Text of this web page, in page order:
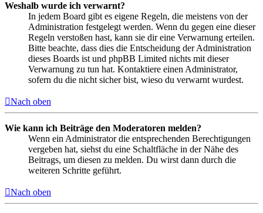
Weshalb wurde ich verwarnt?
In jedem Board gibt es eigene Regeln, die meistens von der
Administration festgelegt werden. Wenn du gegen eine dieser
Regeln verstoßen hast, kann sie dir eine Verwarnung erteilen.
Bitte beachte, dass dies die Entscheidung der Administration
dieses Boards ist und phpBB Limited nichts mit dieser
Verwarnung zu tun hat. Kontaktiere einen Administrator,
sofern du die nicht sicher bist, wieso du verwarnt wurdest.
Nach oben
Wie kann ich Beiträge den Moderatoren melden?
Wenn ein Administrator die entsprechenden Berechtigungen
vergeben hat, siehst du eine Schaltfläche in der Nähe des
Beitrags, um diesen zu melden. Du wirst dann durch die
weiteren Schritte geführt.
Nach oben